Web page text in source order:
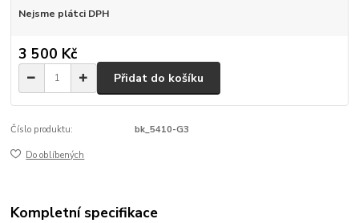
Nejsme plátci DPH
3 500 Kč
Přidat do košíku
Číslo produktu: bk_5410-G3
Do oblíbených
Kompletní specifikace